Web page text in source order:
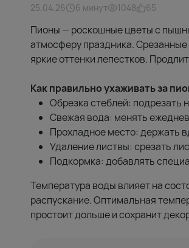
25.04.26 6 минут 1048 65
Пионы — роскошные цветы с
атмосферу праздника. Срезанные
яркие оттенки лепестков.
Как правильно ухаживать за
Обрезка стеблей: подрезать
Свежая вода: менять
Прохладное место: держать
Удаление листвы: срезать
Подкормка: добавлять
Температура воды влияет на
распускание. Оптимальная
простоит дольше и сохранит